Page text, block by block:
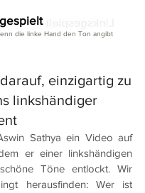
die linke Hand den Ton angibt
einzigartig zu
linkshändiger
Sathya ein Video auf
er einer linkshändigen
Töne entlockt. Wir
herausfinden: Wer ist